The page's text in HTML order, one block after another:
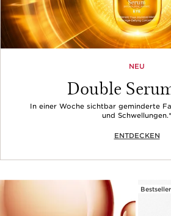
NEU
Double
In einer Woche sichtbar geminderte
und Schwellungen.*
ENTDECKEN
Bestseller